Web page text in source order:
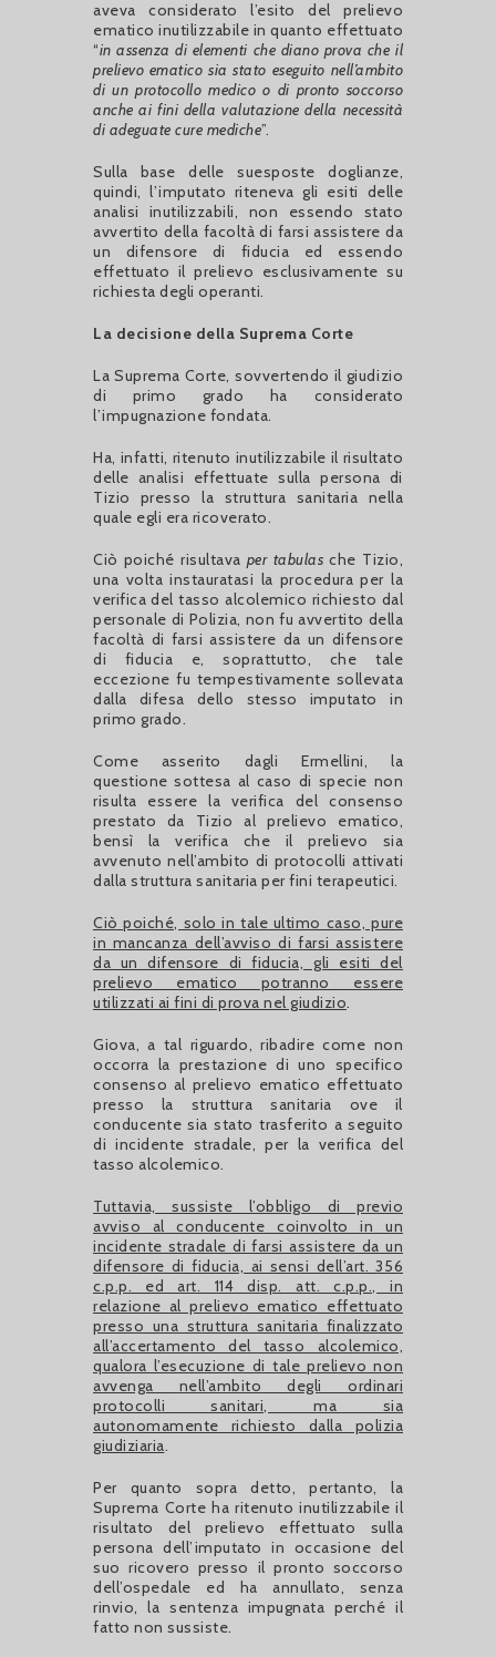
aveva considerato l’esito del prelievo
ematico inutilizzabile in quanto effettuato
“in assenza di elementi che diano prova che il
prelievo ematico sia stato eseguito nell’ambito
di un protocollo medico o di pronto soccorso
anche ai fini della valutazione della necessità
di adeguate cure mediche”.
Sulla base delle suesposte doglianze,
quindi, l’imputato riteneva gli esiti delle
analisi inutilizzabili, non essendo stato
avvertito della facoltà di farsi assistere da
un difensore di fiducia ed essendo
effettuato il prelievo esclusivamente su
richiesta degli operanti.
La decisione della Suprema Corte
La Suprema Corte, sovvertendo il giudizio
di primo grado ha considerato
l’impugnazione fondata.
Ha, infatti, ritenuto inutilizzabile il risultato
delle analisi effettuate sulla persona di
Tizio presso la struttura sanitaria nella
quale egli era ricoverato.
Ciò poiché risultava per tabulas che Tizio,
una volta instauratasi la procedura per la
verifica del tasso alcolemico richiesto dal
personale di Polizia, non fu avvertito della
facoltà di farsi assistere da un difensore
di fiducia e, soprattutto, che tale
eccezione fu tempestivamente sollevata
dalla difesa dello stesso imputato in
primo grado.
Come asserito dagli Ermellini, la
questione sottesa al caso di specie non
risulta essere la verifica del consenso
prestato da Tizio al prelievo ematico,
bensì la verifica che il prelievo sia
avvenuto nell’ambito di protocolli attivati
dalla struttura sanitaria per fini terapeutici.
Ciò poiché, solo in tale ultimo caso, pure
in mancanza dell’avviso di farsi assistere
da un difensore di fiducia, gli esiti del
prelievo ematico potranno essere
utilizzati ai fini di prova nel giudizio
Giova, a tal riguardo, ribadire come non
occorra la prestazione di uno specifico
consenso al prelievo ematico effettuato
presso la struttura sanitaria ove il
conducente sia stato trasferito a seguito
di incidente stradale, per la verifica del
tasso alcolemico.
Tuttavia, sussiste l’obbligo di previo
avviso al conducente coinvolto in un
incidente stradale di farsi assistere da un
difensore di fiducia, ai sensi dell’art. 356
c.p.p. ed art. 114 disp. att. c.p.p., in
relazione al prelievo ematico effettuato
presso una struttura sanitaria finalizzato
all’accertamento del tasso alcolemico,
qualora l’esecuzione di tale prelievo non
avvenga nell’ambito degli ordinari
protocolli sanitari, ma sia
autonomamente richiesto dalla polizia
giudiziaria
Per quanto sopra detto, pertanto, la
Suprema Corte ha ritenuto inutilizzabile il
risultato del prelievo effettuato sulla
persona dell’imputato in occasione del
suo ricovero presso il pronto soccorso
dell’ospedale ed ha annullato, senza
rinvio, la sentenza impugnata perché il
fatto non sussiste.